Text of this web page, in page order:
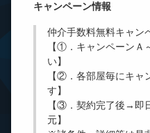
キャンペーン情報
仲介手数料無料キャン
【①．キャンペーンＡ
い】
【②．各部屋毎にキャ
す】
【③．契約完了後→即
元】